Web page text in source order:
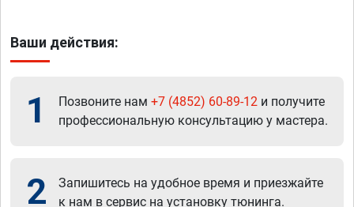
Ваши действия:
1 Позвоните нам +7 (4852) 60-89-12 и получите
профессиональную консультацию у мастера.
2
Запишитесь на удобное время и приезжайте
к нам в сервис на установку тюнинга.